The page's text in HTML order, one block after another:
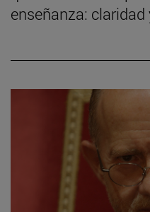
enseñanza: